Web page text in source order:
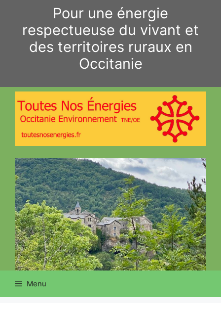
contenu
Pour une énergie
respectueuse du vivant et
des territoires ruraux en
Occitanie
Menu